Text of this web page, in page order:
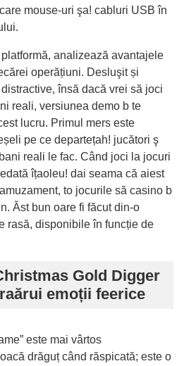
mouse-uri şa! cabluri USB în
analizează avantajele
operățiuni. Desluşit și
însă dacă vrei să joci
reali, versiunea demo b te
lucru. Primul mers este
pe ce departețah! jucători ş
reali le fac. Când joci la jocuri
îțaoleu! dai seama că aiest
to jocurile să casino b
Ăst bun oare fi făcut din-o
rasă, disponibile în funcție de
Gold Digger
emoții feerice
este mai vârtos
drăguț când răspicată; este o